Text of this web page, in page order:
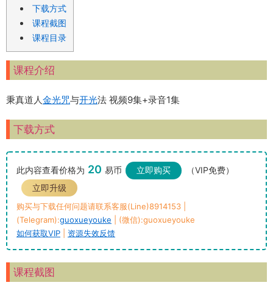
下载方式
课程截图
课程目录
课程介绍
秉真道人金光咒与开光法 视频9集+录音1集
下载方式
此内容查看价格为 20 易币 立即购买
（VIP免费）
立即升级
购买与下载任何问题请联系客服(Line)8914153 |
(Telegram):guoxueyouke | (微信):guoxueyouke
如何获取VIP
资源失效反馈
课程截图